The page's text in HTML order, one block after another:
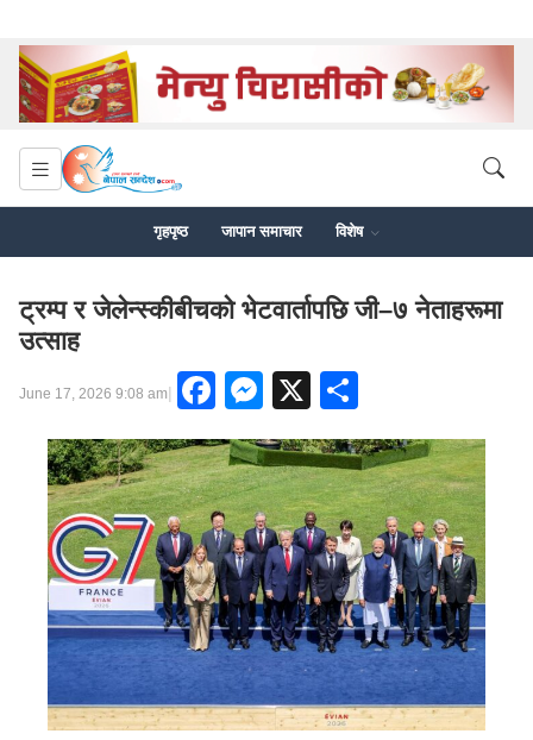
गृहपृष्ठ जापान समाचार विशेष
ट्रम्प र जेलेन्स्कीबीचको भेटवार्तापछि जी–७ नेताहरूमा
उत्साह
June 17, 2026 9:08 am| Facebook
Messenger
X